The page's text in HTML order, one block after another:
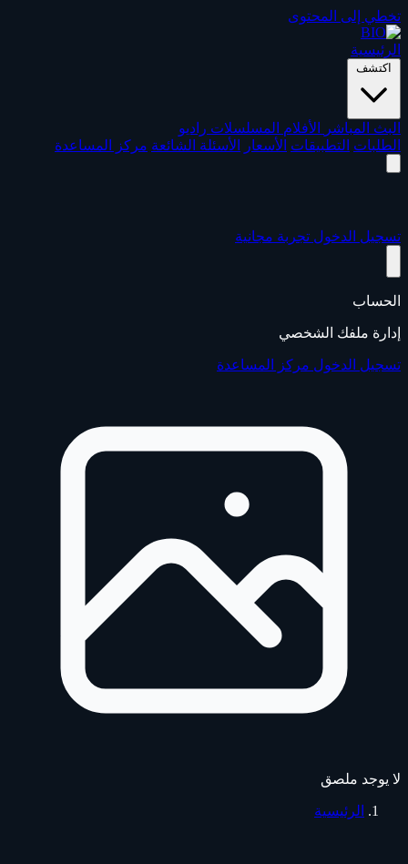
تخطي إلى المحتوى
الرئيسية
اكتشف
البث المباشر الأفلام المسلسلات راديو
الطلبات التطبيقات الأسعار الأسئلة الشائعة مركز المساعدة
تسجيل الدخول تجربة مجانية
الحساب
إدارة ملفك الشخصي
تسجيل الدخول مركز المساعدة
لا يوجد ملصق
الرئيسية